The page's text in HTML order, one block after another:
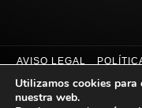
AVISO LEGAL
Copyright © 2014.
Utilizamos cookies para
nuestra web.